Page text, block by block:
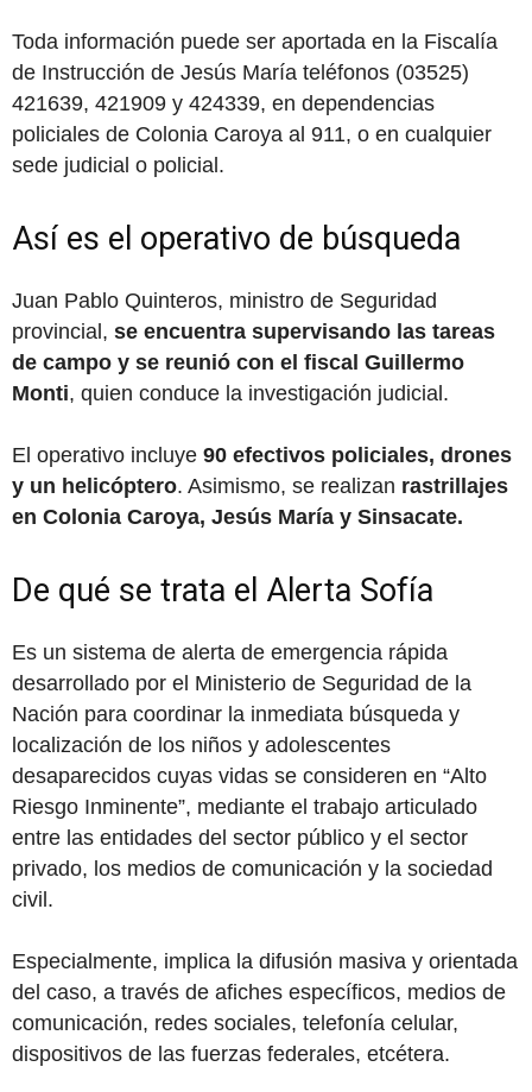
Toda información puede ser aportada en la Fiscalía
de Instrucción de Jesús María teléfonos (03525)
421639, 421909 y 424339, en dependencias
policiales de Colonia Caroya al 911, o en cualquier
sede judicial o policial.
Así es el operativo de búsqueda
Juan Pablo Quinteros, ministro de Seguridad
provincial, se encuentra supervisando las tareas
de campo y se reunió con el fiscal Guillermo
Monti, quien conduce la investigación judicial.
El operativo incluye 90 efectivos policiales, drones
y un helicóptero. Asimismo, se realizan rastrillajes
en Colonia Caroya, Jesús María y Sinsacate.
De qué se trata el Alerta Sofía
Es un sistema de alerta de emergencia rápida
desarrollado por el Ministerio de Seguridad de la
Nación para coordinar la inmediata búsqueda y
localización de los niños y adolescentes
desaparecidos cuyas vidas se consideren en “Alto
Riesgo Inminente”, mediante el trabajo articulado
entre las entidades del sector público y el sector
privado, los medios de comunicación y la sociedad
civil.
Especialmente, implica la difusión masiva y orientada
del caso, a través de afiches específicos, medios de
comunicación, redes sociales, telefonía celular,
dispositivos de las fuerzas federales, etcétera.